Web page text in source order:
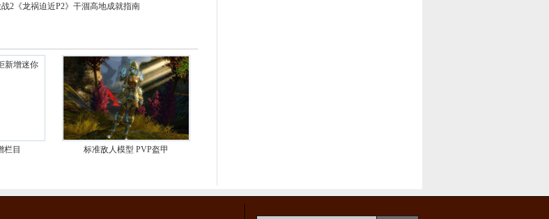
2《龙祸迫近P2》干涸高地成就指南
栏目 标准敌人模型 PVP盔甲